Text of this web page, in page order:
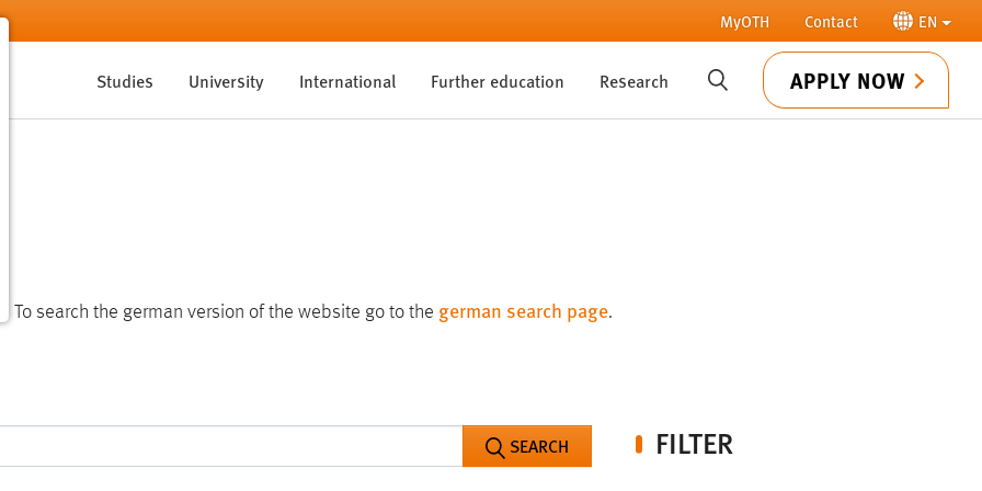
MyOTH Contact EN
Studies University International Further education Research SUCHE APPLY NOW
To search the german version of the website go to the german search page.
FILTER
SEARCH